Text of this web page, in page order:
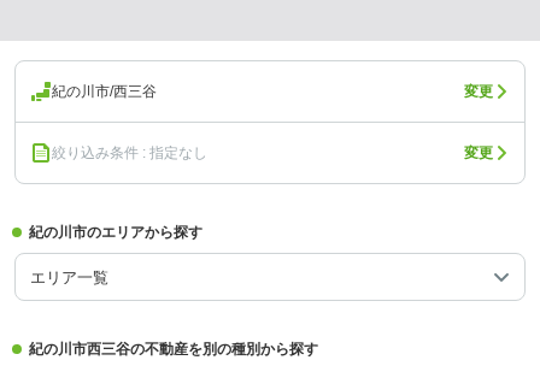
紀の川市/西三谷 変更
絞り込み条件 : 指定なし 変更
紀の川市のエリアから探す
エリア一覧
紀の川市西三谷の不動産を別の種別から探す